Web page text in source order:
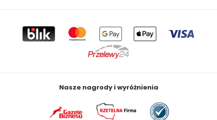
Nasze nagrody i wyróżnienia